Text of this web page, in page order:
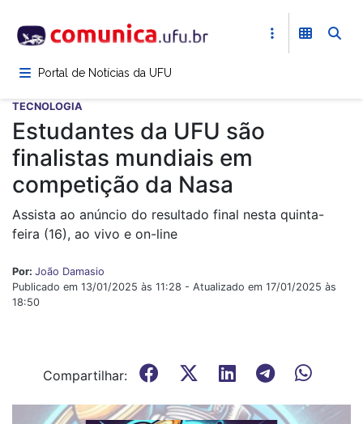
para
conteúdoPortal de Notícias da UFU
TECNOLOGIA
Estudantes da UFU são
finalistas mundiais em
competição da Nasa
Assista ao anúncio do resultado final nesta quinta-
feira (16), ao vivo e on-line
Por: João Damasio
Publicado em 13/01/2025 às 11:28 - Atualizado em 17/01/2025 às
18:50
Compartilhar: